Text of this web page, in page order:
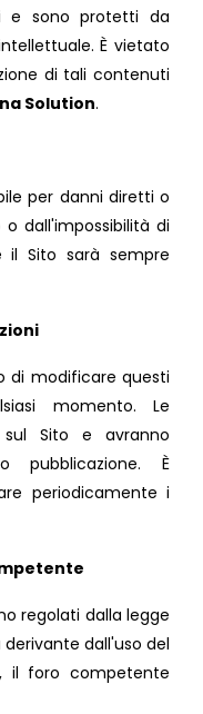
e sono protetti da
È vietato
di tali contenuti
Solution.
per danni diretti o
dall'impossibilità di
il Sito sarà sempre
di modificare questi
momento. Le
Sito e avranno
pubblicazione. È
periodicamente i
regolati dalla legge
dall'uso del
il foro competente